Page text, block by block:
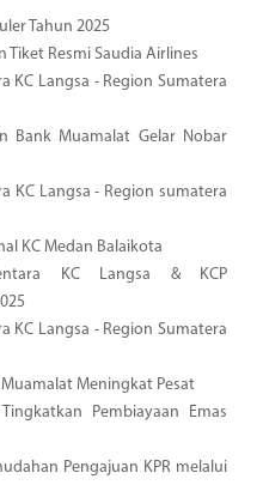
Tahun 2025
Tiket Resmi Saudia Airlines
KC Langsa - Region Sumatera
Bank Muamalat Gelar Nobar
KC Langsa - Region sumatera
KC Medan Balaikota
KC Langsa & KCP
KC Langsa - Region Sumatera
Meningkat Pesat
Pembiayaan Emas
Pengajuan KPR melalui